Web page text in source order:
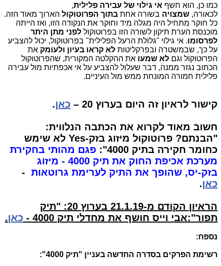
כמו כן, הוא חשף אי גילוי של עבירה פלילית,
לכאורה, שמצויה בשורה אחת בתוך הפרוטוקול הארוך מאוד הזה.
כל חוקר מתחיל היה מגלה מיד וחוקר את הנקודה הזו, ואז הייתה
מוכנסת הערת תיקון לשורה הזו בפרוטוקול לפני מתן היתר
לפרסומו. אי גילוי "גלולת הרעל הפלילית" בפרוטוקול, יכול להצביע
על כך, שבמשטרה ובפרקליטות לא קראו בעיון ולעומק את
הפרוטוקול וגם לא שמעו את ההקלטה המקורית, שהפרוטוקול
הכתוב נגזר ממנה, דבר שעלול להצביע על אי אכפתיות מול עבירה
פלילית חמורה המונחת ממש מול העיניים.
קישור לראיון זה היום בערוץ 20 – כאן.
חשוב מאוד לקרוא את הכתבה הנלווית:
"הבנתם? פרוטוקול מיזוג בזק-Yes לא שימש
כחומר חקירה בתיק 4000":
פגם מהותי בחקירת
מערכת אכיפת החוק את תיק 4000 - מיזוג
בזק-יס, שהופך את התיק לערימת גרוטאות -
כאן.
הראיון הקודם מ-21.1.19 בערוץ 20: "תיק
תפור":אבי וייס חושף את מחדלי תיק 4000 -
כאן.
נספח:
רשימת הפרקים בסדרה החדשה בעניין "תיק 4000":